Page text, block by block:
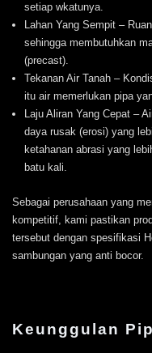
setiap wkatunya.
Lahan Yang Sempit –
sehingga membutuhkan
(precast).
Tekanan Air Tanah –
itu air memerlukan pipa
Laju Aliran Yang Cepat –
daya rusak (erosi) yang
ketahanan abrasi yang
batu kali.
Sebagai perusahaan yang
kompetitif, kami pastikan
tersebut dengan spesifikasi
sambungan yang anti bocor.
Keunggulan